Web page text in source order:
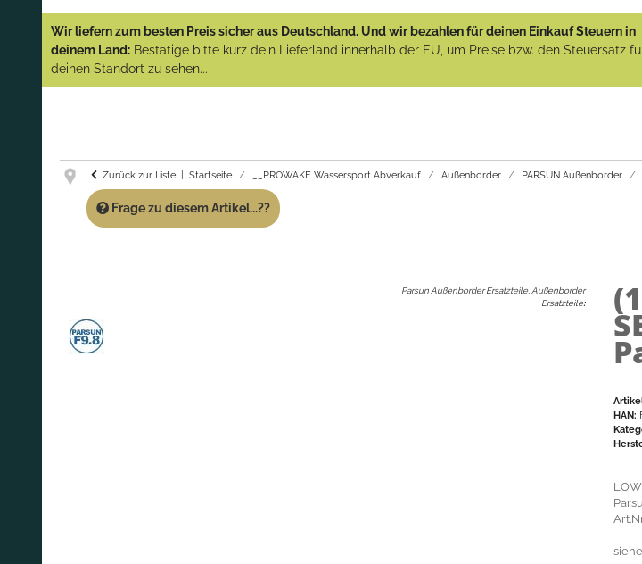
(Abverkauf)!
GARANTIE UND SERVICE:
Artikeln einfach an!
Wir liefern zum besten Preis sicher aus Deutschland. Und wir bezahlen für deinen Einkauf Steuern in
deinem Land: Bestätige bitte kurz dein Lieferland innerhalb der EU, um Preise bzw. den Steuersatz
deinen Standort zu sehen...
Zurück zur Liste Startseite __PROWAKE Wassersport Abverkauf Außenborder PARSUN Außenborder
Frage zu diesem Artikel...??
Parsun Außenborder Ersatzteile, Außenborder
Ersatzteile:
HAN: